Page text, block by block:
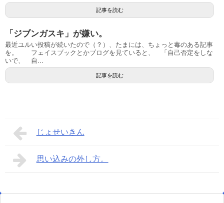
記事を読む
「ジブンガスキ」が嫌い。
最近ユルい投稿が続いたので（？）、たまには、ちょっと毒のある記事
を。 フェイスブックとかブログを見ていると、 「自己否定をしな
いで、 自...
記事を読む
じょせいきん
思い込みの外し方。